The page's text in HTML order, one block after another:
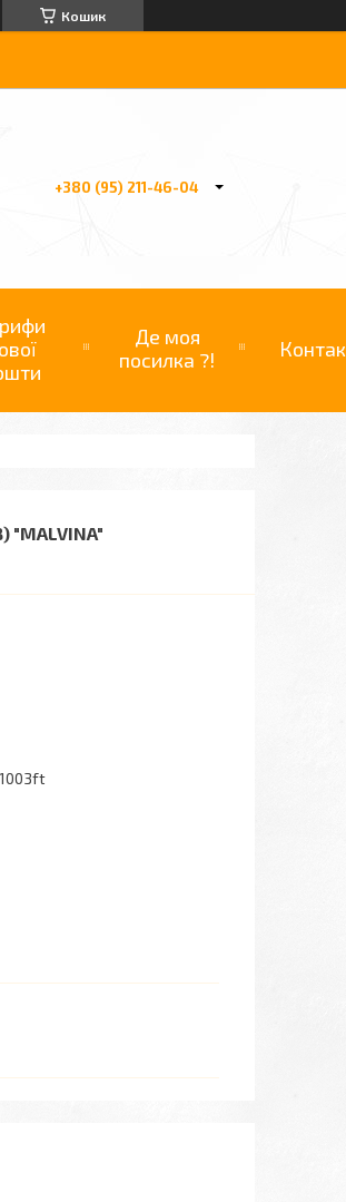
Кошик
+380 (95) 211-46-04
Де моя
посилка ?!